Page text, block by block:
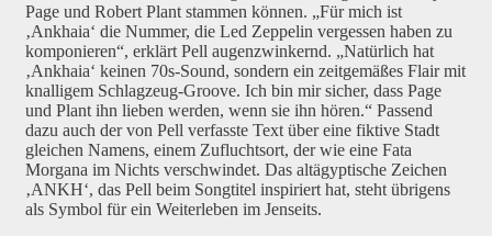
Page und Robert Plant stammen können. „Für mich ist
‚Ankhaia‘ die Nummer, die Led Zeppelin vergessen haben zu
komponieren“, erklärt Pell augenzwinkernd. „Natürlich hat
‚Ankhaia‘ keinen 70s-Sound, sondern ein zeitgemäßes Flair mit
knalligem Schlagzeug-Groove. Ich bin mir sicher, dass Page
und Plant ihn lieben werden, wenn sie ihn hören.“ Passend
dazu auch der von Pell verfasste Text über eine fiktive Stadt
gleichen Namens, einem Zufluchtsort, der wie eine Fata
Morgana im Nichts verschwindet. Das altägyptische Zeichen
‚ANKH‘, das Pell beim Songtitel inspiriert hat, steht übrigens
als Symbol für ein Weiterleben im Jenseits.